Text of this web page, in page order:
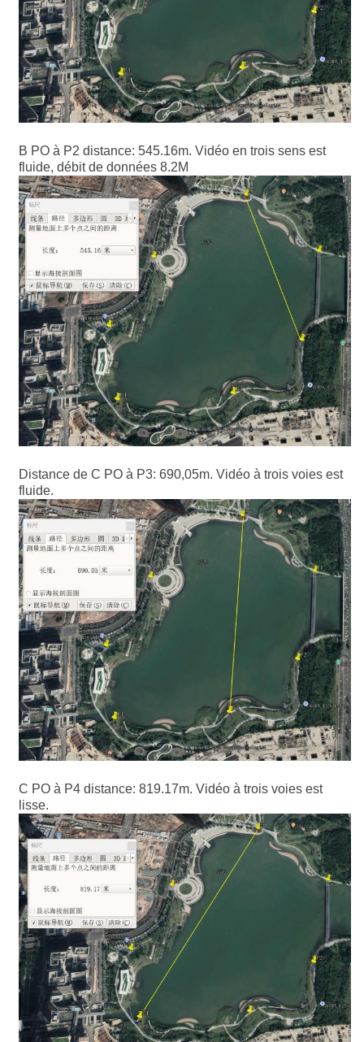
B PO à P2 distance: 545.16m. Vidéo en trois sens est
fluide, débit de données 8.2M
Distance de C PO à P3: 690,05m. Vidéo à trois voies est
fluide.
C PO à P4 distance: 819.17m. Vidéo à trois voies est
lisse.